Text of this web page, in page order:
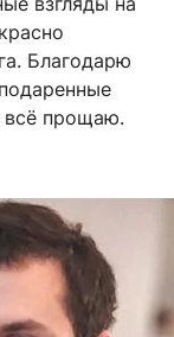
Благодарю
прощаю.